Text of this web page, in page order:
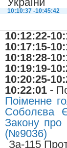
10:10:37 -10:45:42
10:12:22-
10:17:15-
10:18:28-
10:19:19-
10:20:25-
10:22:01 -
Поіменне
Соболєва
Закону про
(№9036)
За-115